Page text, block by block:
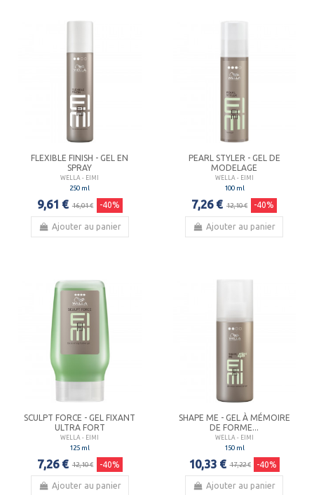
FLEXIBLE FINISH - GEL EN
SPRAY
WELLA - EIMI
250 ml
9,61 € 16,01 € -40%
Ajouter au panier
PEARL STYLER - GEL DE
MODELAGE
WELLA - EIMI
100 ml
7,26 € 12,10 € -40%
Ajouter au panier
SCULPT FORCE - GEL FIXANT
ULTRA FORT
WELLA - EIMI
125 ml
7,26 € 12,10 € -40%
Ajouter au panier
SHAPE ME - GEL À MÉMOIRE
DE FORME...
WELLA - EIMI
150 ml
10,33 € 17,22 € -40%
Ajouter au panier